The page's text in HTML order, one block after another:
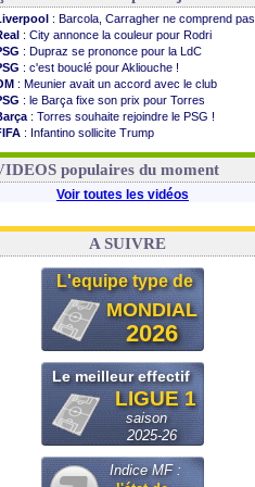
: Barcola, Carragher ne comprend pas
: City annonce la couleur pour Rodri
: Dupraz se prononce pour la LdC
: c'est bouclé pour Akliouche !
: Meunier avait un accord avec le club
: le Barça fixe son prix pour Torres
: Torres souhaite rejoindre le PSG !
: Infantino sollicite Trump
: le démenti de Leipzig pour Diomandé
populaires du moment
Voir toutes les vidéos
A SUIVRE
L'equipe type de
MONDIAL
2026
Le meilleur effectif
LIGUE 1
saison
2025-26
Indice MF :